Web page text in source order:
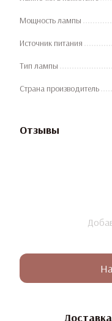
Мощность лампы
Источник питания
Тип лампы
Страна производитель
Отзывы
Доставка